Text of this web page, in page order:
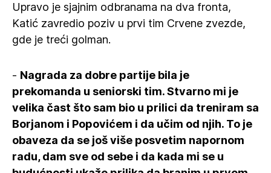
Upravo je sjajnim odbranama na dva fronta,
Katić zavredio poziv u prvi tim Crvene zvezde,
gde je treći golman.
- Nagrada za dobre partije bila je
prekomanda u seniorski tim. Stvarno mi je
velika čast što sam bio u prilici da treniram sa
Borjanom i Popovićem i da učim od njih. To je
obaveza da se još više posvetim napornom
radu, dam sve od sebe i da kada mi se u